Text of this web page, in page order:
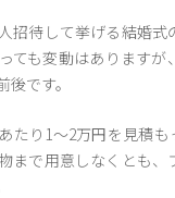
招待して挙げる結婚
ても変動はありますが
です。
たり1〜2万円を見積も
まで用意しなくとも、